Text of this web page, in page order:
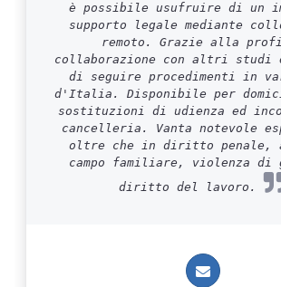
è possibile usufruire di un
supporto legale mediante
remoto. Grazie alla
collaborazione con altri studi
di seguire procedimenti in
d'Italia. Disponibile per
sostituzioni di udienza ed
cancelleria. Vanta notevole
oltre che in diritto penale,
campo familiare, violenza di
diritto del lavoro.